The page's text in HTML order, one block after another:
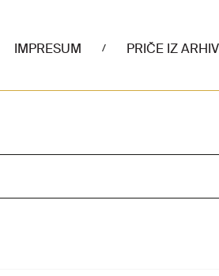
IMPRESUM / PRIČE IZ